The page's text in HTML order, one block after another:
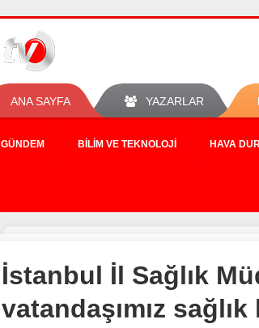
ANA SAYFA YAZARLAR
GÜNDEM BILIM VE TEKNOLOJI HAVA
İstanbul İl Sağlık
vatandaşımız